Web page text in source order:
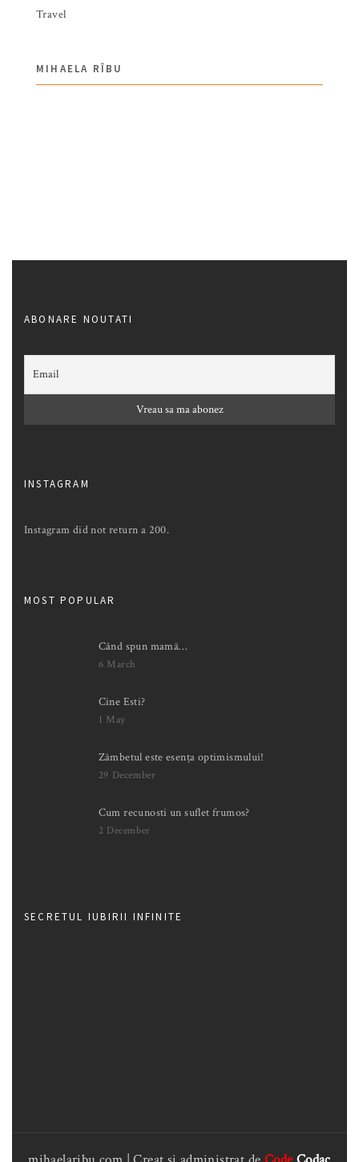
Travel
MIHAELA RÎBU
ABONARE NOUTATI
INSTAGRAM
Instagram did not return a 200.
MOST POPULAR
Când spun mamă…
6 March
Cine Esti?
1 May
Zâmbetul este esența optimismului!
29 December
Cum recunosti un suflet frumos?
2 December
SECRETUL IUBIRII INFINITE